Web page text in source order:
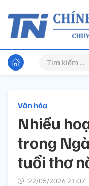
Văn hóa
Nhiều
trong
tuổi thơ
22/05/2026 21:07’